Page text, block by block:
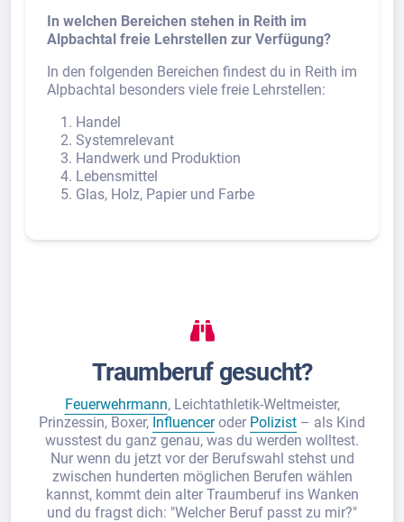
In welchen Bereichen stehen in Reith im
Alpbachtal freie Lehrstellen zur Verfügung?
In den folgenden Bereichen findest du in Reith im
Alpbachtal besonders viele freie Lehrstellen:
Handel
Systemrelevant
Handwerk und Produktion
Lebensmittel
Glas, Holz, Papier und Farbe
Traumberuf gesucht?
Feuerwehrmann, Leichtathletik-Weltmeister,
Prinzessin, Boxer, Influenceroder Polizist – als Kind
wusstest du ganz genau, was du werden wolltest.
Nur wenn du jetzt vor der Berufswahl stehst und
zwischen hunderten möglichen Berufen wählen
kannst, kommt dein alter Traumberuf ins Wanken
und du fragst dich: "Welcher Beruf passt zu mir?"